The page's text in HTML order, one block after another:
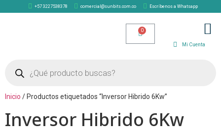
+57 3227538378 comercial@sunbits.com.co Escríbenos a Whatsapp
Mi Cuenta
Inicio / Productos etiquetados “Inversor Hibrido 6Kw”
Inversor Hibrido 6Kw